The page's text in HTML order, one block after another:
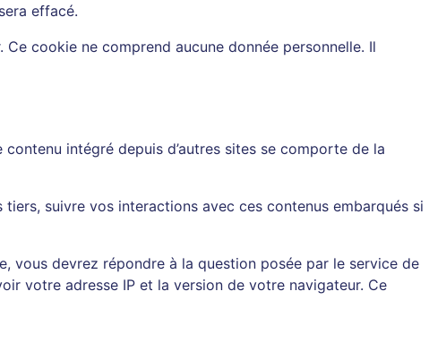
effacé.
cookie ne comprend aucune donnée personnelle. Il
intégré depuis d’autres sites se comporte de la
suivre vos interactions avec ces contenus embarqués si
vous devrez répondre à la question posée par le service de
votre adresse IP et la version de votre navigateur. Ce